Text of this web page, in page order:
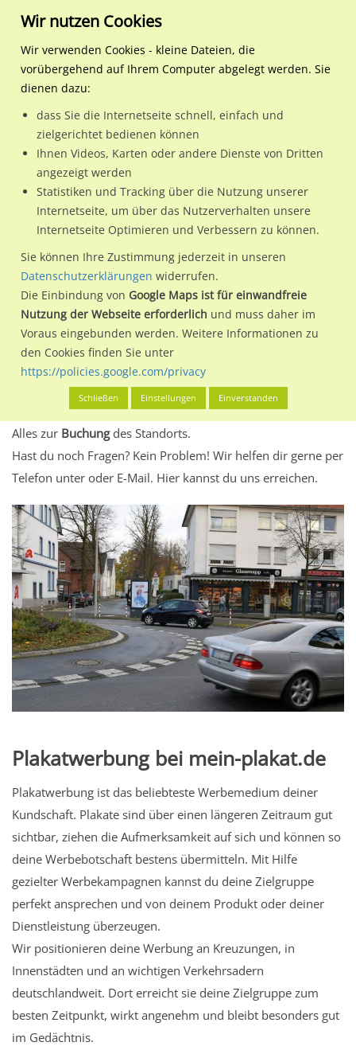
Regionale Plakatwerbung Nordrhein-Westfalen
Gütersloh, Stadt
Prinzenstr/Bismarckstr. 1
33330 / Gütersloh, Stadt / Innenstadt
Nutze günstige Werbemöglichkeiten am Standort
Prinzenstr/Bismarckstr. 1 (Sicht Kreisel)im Ortsteil
Innenstadt)in Gütersloh, Stadt.
Wir erheben für jede unserer Werbeflächen individuelle und
aktuelleStandortinformationenundLeistungswerte. Damit
kannst du dich schon vor der Buchung im Detail über den
Standort, seine Reichweite und Werbewirkung sowie
eventuelle Beschränkungen in den zugelassenen
Werbeinhalten informieren.
Alles klar? Dann findest du direkt im unteren Teil dieser Seite
Alles zur Buchungdes Standorts.
Hast du noch Fragen? Kein Problem! Wir helfen dir gerne per
Telefon unter oder E-Mail. Hier kannst du uns erreichen.
Plakatwerbung bei mein-plakat.de
Plakatwerbung ist das beliebteste Werbemedium deiner
Kundschaft. Plakate sind über einen längeren Zeitraum gut
sichtbar, ziehen die Aufmerksamkeit auf sich und können so
deine Werbebotschaft bestens übermitteln. Mit Hilfe
gezielter Werbekampagnen kannst du deine Zielgruppe
perfekt ansprechen und von deinem Produkt oder deiner
Dienstleistung überzeugen.
Wir positionieren deine Werbung an Kreuzungen, in
Innenstädten und an wichtigen Verkehrsadern
deutschlandweit. Dort erreicht sie deine Zielgruppe zum
besten Zeitpunkt, wirkt angenehm und bleibt besonders gut
im Gedächtnis.
Wir nutzen Cookies
Wir verwenden Cookies - kleine Dateien, die
vorübergehend auf Ihrem Computer abgelegt werden. Sie
dienen dazu:
dass Sie die Internetseite schnell, einfach und
zielgerichtet bedienen können
Ihnen Videos, Karten oder andere Dienste von Dritten
angezeigt werden
Statistiken und Tracking über die Nutzung unserer
Internetseite, um über das Nutzerverhalten unsere
Internetseite Optimieren und Verbessern zu können.
Sie können Ihre Zustimmung jederzeit in unseren
Datenschutzerklärungen widerrufen.
Die Einbindung von Google Maps ist für einwandfreie
Nutzung der Webseite erforderlich und muss daher im
Voraus eingebunden werden. Weitere Informationen zu
den Cookies finden Sie unter
https://policies.google.com/privacy
Schließen Einstellungen Einverstanden